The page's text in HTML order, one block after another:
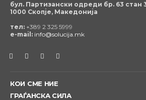
бул. Партизански одреди бр. 63 стан
1000 Скопје, Македонија
тел: +389 2 325 5999
e-mail: info@solucija.mk
КОИ СМЕ НИЕ
ГРАЃАНСКА СИЛА